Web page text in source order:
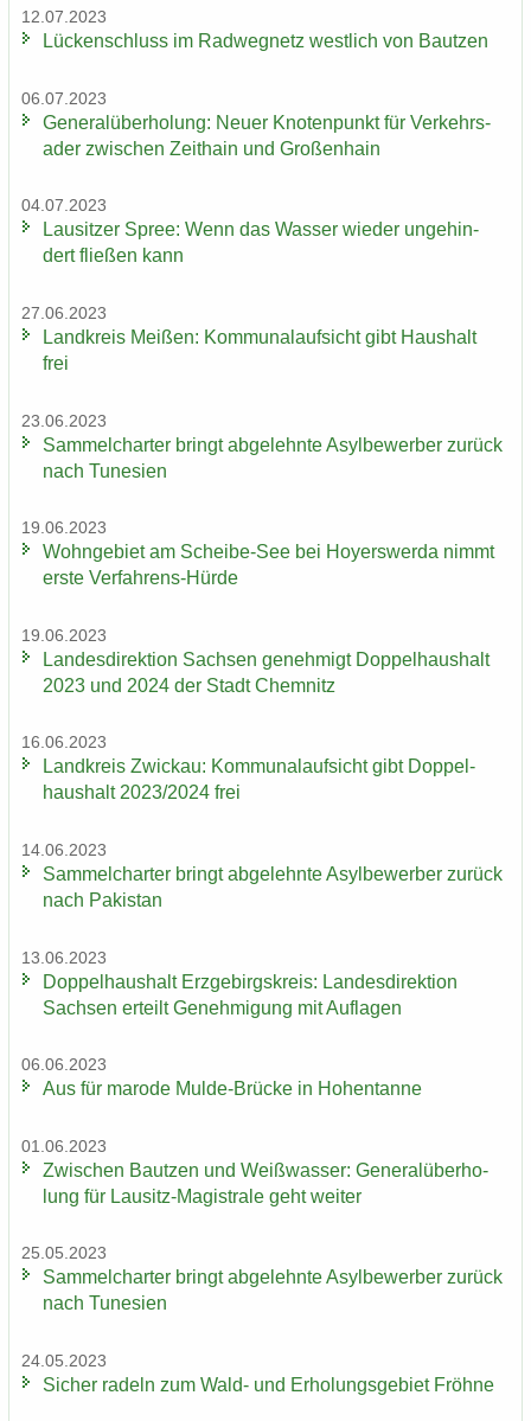
12.07.2023
Lü­cken­schluss im Rad­weg­netz west­lich von Baut­zen
06.07.2023
Ge­ne­ral­über­ho­lung: Neuer Kno­ten­punkt für Ver­kehrs­
ader zwi­schen Zeit­hain und Gro­ßen­hain
04.07.2023
Lau­sit­zer Spree: Wenn das Was­ser wie­der un­ge­hin­
dert flie­ßen kann
27.06.2023
Land­kreis Mei­ßen: Kom­mu­nal­auf­sicht gibt Haus­halt
frei
23.06.2023
Sam­mel­char­ter bringt ab­ge­lehn­te Asyl­be­wer­ber zu­rück
nach Tu­ne­si­en
19.06.2023
Wohn­ge­biet am Scheibe-​See bei Ho­yers­wer­da nimmt
erste Verfahrens-​Hürde
19.06.2023
Lan­des­di­rek­ti­on Sach­sen ge­neh­migt Dop­pel­haus­halt
2023 und 2024 der Stadt Chem­nitz
16.06.2023
Land­kreis Zwi­ckau: Kom­mu­nal­auf­sicht gibt Dop­pel­
haus­halt 2023/2024 frei
14.06.2023
Sam­mel­char­ter bringt ab­ge­lehn­te Asyl­be­wer­ber zu­rück
nach Pa­ki­stan
13.06.2023
Dop­pel­haus­halt Erz­ge­birgs­kreis: Lan­des­di­rek­ti­on
Sach­sen er­teilt Ge­neh­mi­gung mit Auf­la­gen
06.06.2023
Aus für ma­ro­de Mulde-​Brücke in Ho­hen­tan­ne
01.06.2023
Zwi­schen Baut­zen und Weiß­was­ser: Ge­ne­ral­über­ho­
lung für Lausitz-​Magistrale geht wei­ter
25.05.2023
Sam­mel­char­ter bringt ab­ge­lehn­te Asyl­be­wer­ber zu­rück
nach Tu­ne­si­en
24.05.2023
Si­cher ra­deln zum Wald- und Er­ho­lungs­ge­biet Fröh­ne